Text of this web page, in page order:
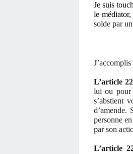
Je suis
le
solde par
L’article
lui ou pour
s’abstient
d’amende.
personne
par son
L’article